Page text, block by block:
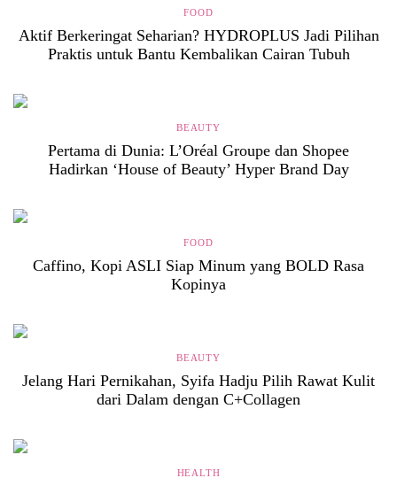
FOOD
Aktif Berkeringat Seharian? HYDROPLUS Jadi Pilihan
Praktis untuk Bantu Kembalikan Cairan Tubuh
BEAUTY
Pertama di Dunia: L’Oréal Groupe dan Shopee
Hadirkan ‘House of Beauty’ Hyper Brand Day
FOOD
Caffino, Kopi ASLI Siap Minum yang BOLD Rasa
Kopinya
BEAUTY
Jelang Hari Pernikahan, Syifa Hadju Pilih Rawat Kulit
dari Dalam dengan C+Collagen
HEALTH